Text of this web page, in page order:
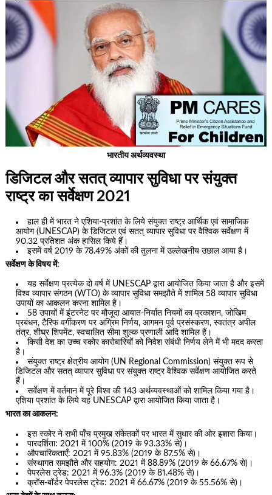
भारतीय अर्थव्यवस्था
डिजिटल और सतत् व्यापार सुविधा पर संयुक्त
राष्ट्र का सर्वेक्षण 2021
हाल ही में भारत ने एशिया-प्रशांत के लिये संयुक्त राष्ट्र आर्थिक एवं सामाजिक
आयोग (UNESCAP) के डिजिटल एवं सतत् व्यापार सुविधा पर वैश्विक सर्वेक्षण में
90.32 प्रतिशत अंक हासिल किये हैं।
इसमें वर्ष 2019 के 78.49% अंकों की तुलना में उल्लेखनीय उछाल आया है।
सर्वेक्षण के विषय में:
यह सर्वेक्षण प्रत्येक दो वर्ष में UNESCAP द्वारा आयोजित किया जाता है और इसमें
विश्व व्यापार संगठन (WTO) के व्यापार सुविधा समझौते में शामिल 58 व्यापार सुविधा
उपायों का आकलन करना शामिल है।
58 उपायों में इंटरनेट पर मौजूदा आयात-निर्यात नियमों का प्रकाशन, जोखिम
प्रबंधन, टैरिफ वर्गीकरण पर अग्रिम निर्णय, आगमन पूर्व प्रसंस्करण, स्वतंत्र अपील
तंत्र, शीघ्र शिपमेंट, स्वचालित सीमा शुल्क प्रणाली आदि शामिल हैं।
किसी देश का उच्च स्कोर कारोबारियों को निवेश संबंधी निर्णय लेने में भी मदद करता
है।
संयुक्त राष्ट्र क्षेत्रीय आयोग (UN Regional Commission) संयुक्त रूप से
डिजिटल और सतत् व्यापार सुविधा पर संयुक्त राष्ट्र वैश्विक सर्वेक्षण आयोजित करते
हैं।
सर्वेक्षण में वर्तमान में पूरे विश्व की 143 अर्थव्यवस्थाओं को शामिल किया गया है।
एशिया प्रशांत के लिये यह UNESCAP द्वारा आयोजित किया जाता है।
भारत का आकलन:
इस स्कोर ने सभी पाँच प्रमुख संकेतकों पर भारत में सुधार की ओर इशारा किया।
पारदर्शिता: 2021 में 100% (2019 के 93.33% से)।
औपचारिकताएँ: 2021 में 95.83% (2019 के 87.5% से)।
संस्थागत समझौते और सहयोग: 2021 में 88.89% (2019 के 66.67% से)।
पेपरलेस ट्रेड: 2021 में 96.3% (2019 के 81.48% से)।
क्रॉस-बॉर्डर पेपरलेस ट्रेड: 2021 में 66.67% (2019 के 55.56% से)।